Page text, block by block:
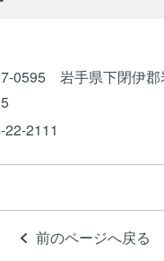
0595 岩手県下閉伊郡
22-2111
前のページへ戻る